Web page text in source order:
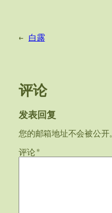
← 白露
评论
发表回复
您的邮箱地址不会被公开。
评论*